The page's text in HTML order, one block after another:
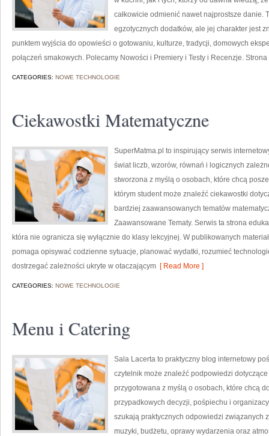
całkowicie odmienić nawet najprostsze danie.
egzotycznych dodatków, ale jej charakter jest
punktem wyjścia do opowieści o gotowaniu, kulturze, tradycji, domowych
połączeń smakowych. Polecamy Nowości i Premiery i Testy i Recenzje.
CATEGORIES: NOWE TECHNOLOGIE
Ciekawostki Matematyczne
SuperMatma.pl to inspirujący serwis
świat liczb, wzorów, równań i logicznych
stworzona z myślą o osobach, które chcą
którym student może znaleźć ciekawostki
bardziej zaawansowanych tematów
Zaawansowane Tematy. Serwis ta strona
która nie ogranicza się wyłącznie do klasy lekcyjnej. W publikowanych
pomaga opisywać codzienne sytuacje, planować wydatki, rozumieć
dostrzegać zależności ukryte w otaczającym [ Read More ]
CATEGORIES: NOWE TECHNOLOGIE
Menu i Catering
Sala Lacerta to praktyczny blog internetowy
czytelnik może znaleźć podpowiedzi
przygotowana z myślą o osobach, które chcą
przypadkowych decyzji, pośpiechu i
szukają praktycznych odpowiedzi związanych
muzyki, budżetu, oprawy wydarzenia oraz